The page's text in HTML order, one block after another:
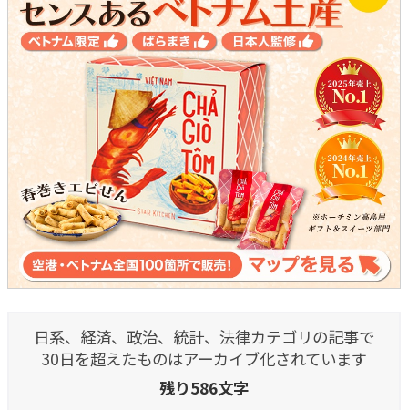
日系、経済、政治、統計、法律カテゴリの記事で
30日を超えたものはアーカイブ化されています
残り586文字